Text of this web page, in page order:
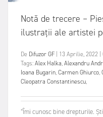
Notă de trecere –
ilustrații ale artistei
De Difuzor GF 13 Aprilie, 2022
Tags:Alex Halka,Alexandru
Ioana Bugarin,Carmen Ghiurco,
Cleopatra Constantinescu,
“Îmi cunosc bine drepturile.